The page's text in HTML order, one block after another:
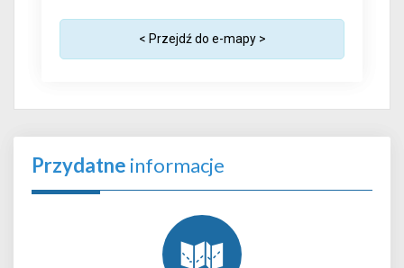
< Przejdź do e-mapy >
Przydatne informacje